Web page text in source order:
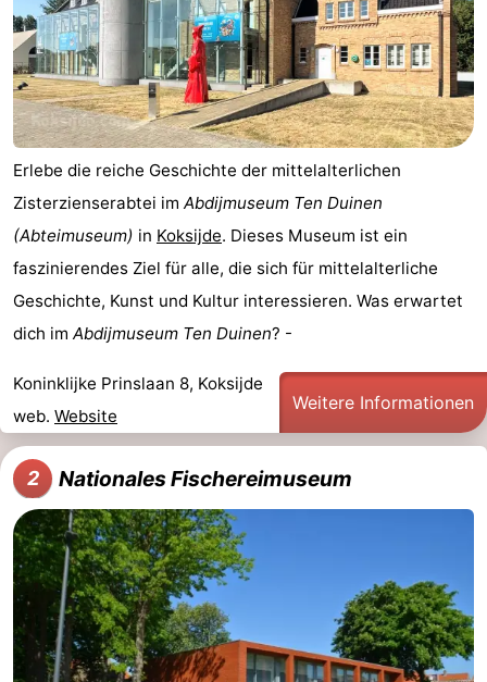
-
Bauernhöfe
-
Spielplätze
-
Indoor-
Spielplätze
-
Minigolfplätze
Wellness-
Zentren
Dörfer
&
Städte
Natur
Sport
-
Schwimmbader
-
Radfahren
-
Wandern
-
Reiten
Golfplatze
Erlebe die reiche Geschichte der mittelalterlichen
Zisterzienserabtei im Abdijmuseum Ten Duinen
(Abteimuseum) in Koksijde. Dieses Museum ist ein
faszinierendes Ziel für alle, die sich für mittelalterliche
Geschichte, Kunst und Kultur interessieren. Was erwartet
dich im Abdijmuseum Ten Duinen? -
Koninklijke Prinslaan 8, Koksijde
web. Website
Weitere Informationen
2 Nationales Fischereimuseum